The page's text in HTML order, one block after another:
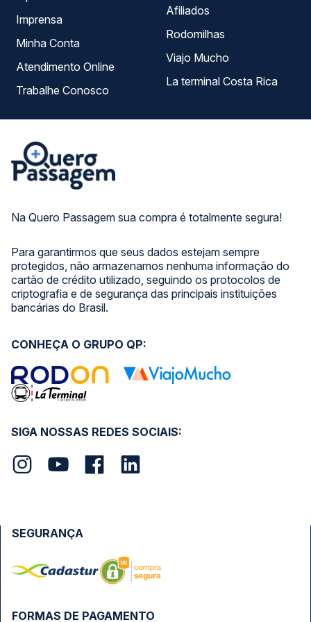
Na Quero Passagem sua compra é totalmente segura!
Para garantirmos que seus dados estejam sempre
protegidos, não armazenamos nenhuma informação do
cartão de crédito utilizado, seguindo os protocolos de
criptografia e de segurança das principais instituições
bancárias do Brasil.
Imprensa
Minha Conta
Atendimento Online
Trabalhe Conosco
Afiliados
Rodomilhas
Viajo Mucho
La terminal Costa Rica
SIGA NOSSAS REDES SOCIAIS:
CONHEÇA O GRUPO QP:
FORMAS DE PAGAMENTO
SEGURANÇA